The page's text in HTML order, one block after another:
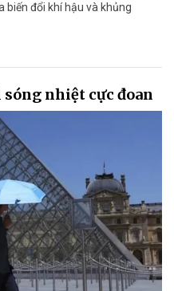
biến đổi khí hậu và khủng
nhiệt cực đoan